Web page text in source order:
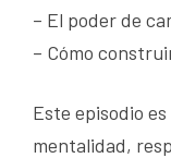
– El poder de
– Cómo
Este episodio
mentalidad,